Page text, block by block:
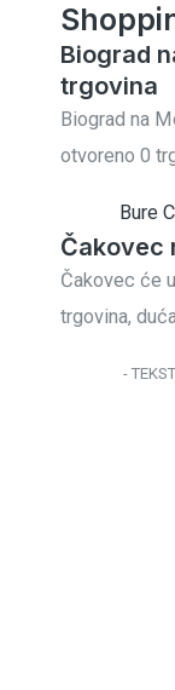
Biograd
trgovina
Biograd na
otvoreno 0
Bure
Čakovec
Čakovec će
trgovina,
-